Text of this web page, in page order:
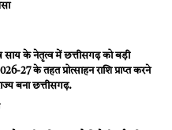
साय के नेतृत्व में छत्तीसगढ़ को बड़ी
27 के तहत प्रोत्साहन राशि प्राप्त करने
बना छत्तीसगढ़.